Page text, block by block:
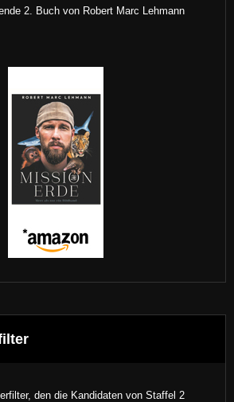
2. Buch von Robert Marc Lehmann
den die Kandidaten von Staffel 2